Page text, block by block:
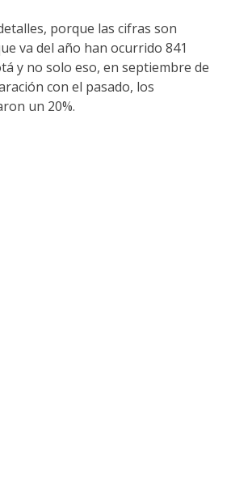
porque las cifras son
va del año han ocurrido 841
y no solo eso, en septiembre de
con el pasado, los
un 20%.